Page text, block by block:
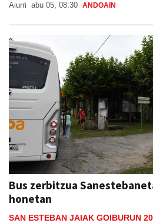
Aiurri abu 05, 08:30 ANDOAIN
Bus zerbitzua
honetan
SAN ESTEBAN JAIAK GOIBURUN